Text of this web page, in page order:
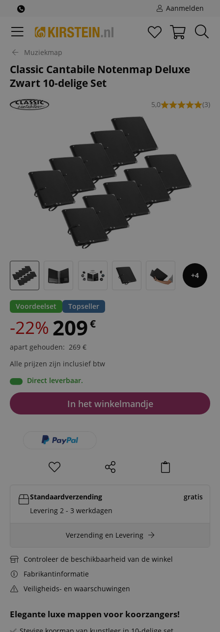
Aanmelden
Muziekmap
Classic Cantabile Notenmap Deluxe
Zwart 10-delige Set
5,0 (3)
4
Elegante luxe mappen voor koorzangers!
Voordeelset Topseller
-22% 209€
apart gehouden: 269 €
Alle prijzen zijn inclusief btw
Direct leverbaar.
In het winkelmandje
Standaardverzending
gratis
Levering 2 - 3 werkdagen
Verzending en Levering
Controleer de beschikbaarheid van de winkel
Fabrikantinformatie
Veiligheids- en waarschuwingen